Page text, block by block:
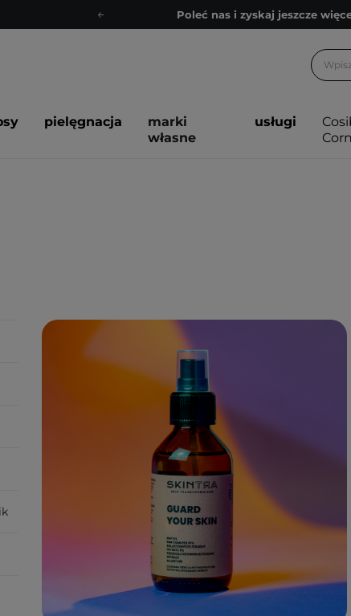
Poleć nas i zyskaj jeszcze
Bezpłatne konsultacje
Poleć nas i zyskaj jeszcze
pielęgnacja
marki
własne
usługi